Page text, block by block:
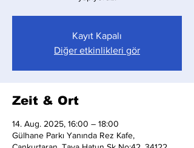
Kayıt Kapalı
Diğer etkinlikleri gör
Zeit & Ort
14. Aug. 2025, 16:00 – 18:00
Gülhane Parkı Yanında Rez Kafe,